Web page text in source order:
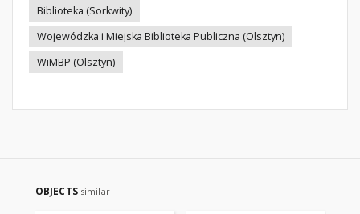
Biblioteka (Sorkwity)
Wojewódzka i Miejska Biblioteka Publiczna (Olsztyn)
WiMBP (Olsztyn)
OBJECTS similar